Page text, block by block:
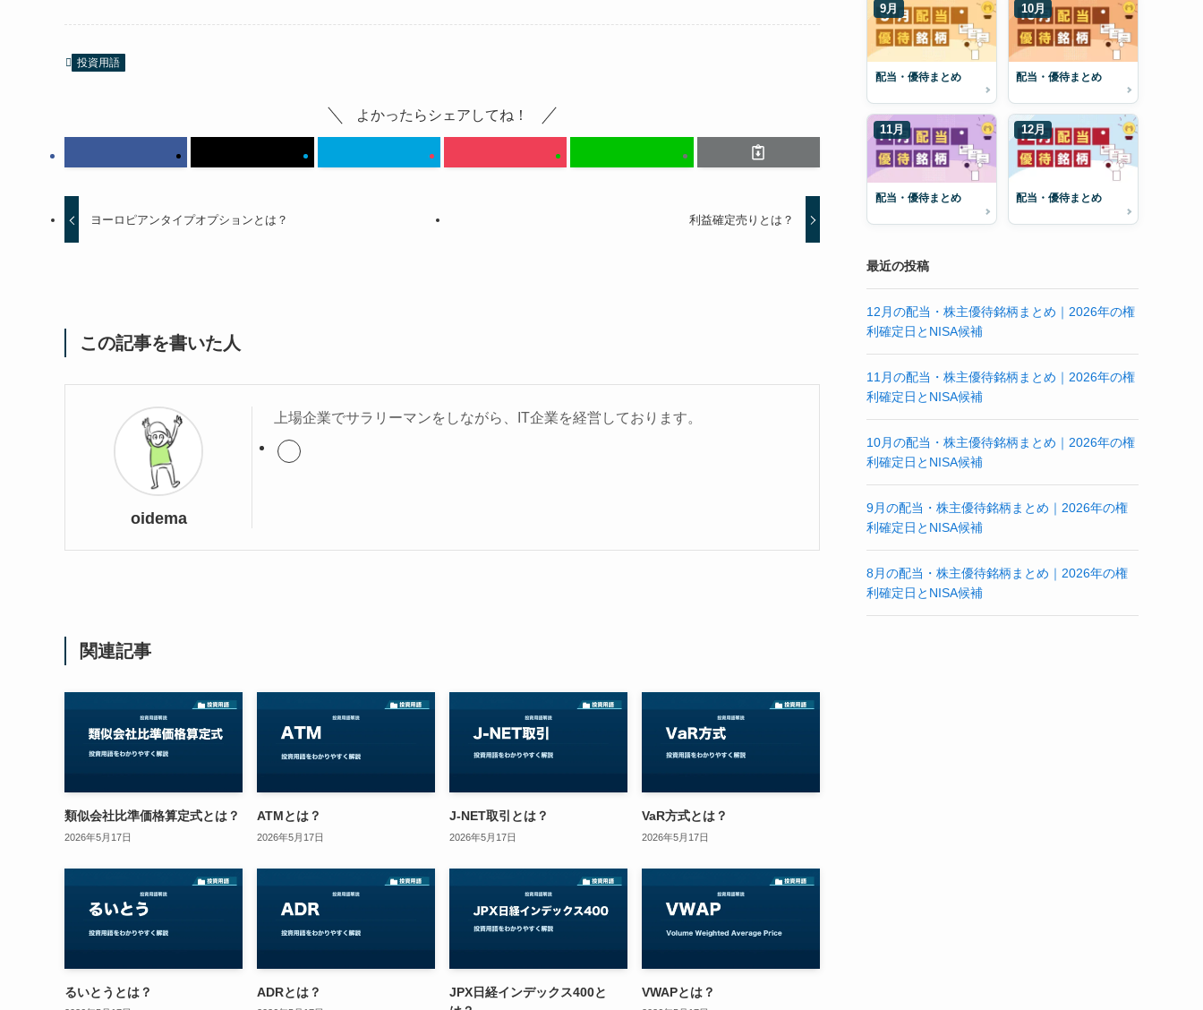
投資用語
よかったらシェアしてね！
ヨーロピアンタイプオプションとは？ 利益確定売りとは？
この記事を書いた人
oidema
上場企業でサラリーマンをしながら、IT企業を経営しております。
関連記事
類似会社比準価格算定式とは？
2026年5月17日
ATMとは？
2026年5月17日
J-NET取引とは？
2026年5月17日
VaR方式とは？
2026年5月17日
るいとうとは？ ADRとは？
JPX日経インデックス400と
VWAPとは？
9月
配当・優待まとめ
10月
配当・優待まとめ
11月
配当・優待まとめ
12月
配当・優待まとめ
最近の投稿
12月の配当・株主優待銘柄まとめ｜2026年の権
利確定日とNISA候補
11月の配当・株主優待銘柄まとめ｜2026年の権
利確定日とNISA候補
10月の配当・株主優待銘柄まとめ｜2026年の権
利確定日とNISA候補
9月の配当・株主優待銘柄まとめ｜2026年の権
利確定日とNISA候補
8月の配当・株主優待銘柄まとめ｜2026年の権
利確定日とNISA候補